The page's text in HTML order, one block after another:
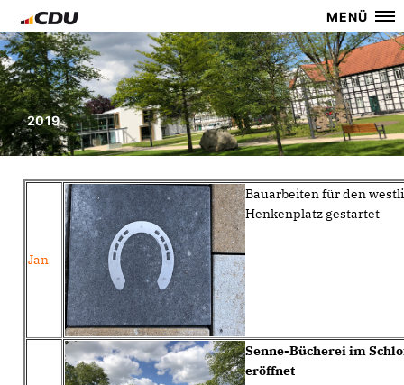
MENÜ
2019
Jan
Bauarbeiten für den
Henkenplatz gestartet
Senne-Bücherei im
eröffnet